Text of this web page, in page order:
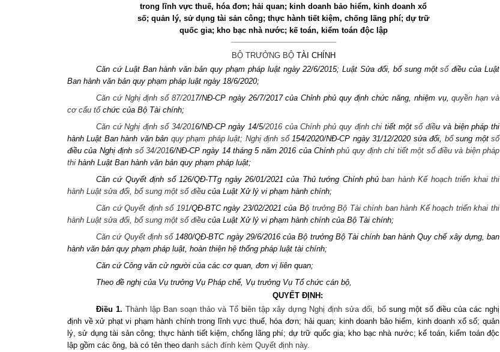
trong lĩnh vực thuế, hóa đơn; hải quan; kinh doanh bảo hiểm, kinh doanh xổ
số; quản lý, sử dụng tài sản công; thực hành tiết kiệm, chống lãng phí; dự trữ
quốc gia; kho bạc nhà nước; kế toán, kiểm toán độc lập
BỘ TRƯỞNG BỘTÀI CHÍNH
Căn cứ Luật Ban hành văn bản quy phạm pháp luật ngày 22/6/2015; Luật Sửa đổi, bổ sung mộtsốđiều của Luật
Ban hành văn bản quy phạm pháp luật ngày 18/6/2020;
Căn cứ Nghị định số 87/2017/NĐ-CP ngày 26/7/2017 của Chỉnh phủ quy định chức năng, nhiệm vụ,quyền hạn và
cơ cấu tổchức của Bộ Tài chính;
Căn cứ Nghị định số 34/2016/NĐ-CP ngày 14/5/2016 của Chính phủ quy định chi tiết mộtsốđiều và biện pháp thi
hành Luật Ban hành văn bản quy phạm pháp luật; Nghị định số154/2020/NĐ-CP ngày 31/12/2020 sửa đổi, bổsung mộtsố
điều của Nghị định số 34/2016/NĐ-CP ngày 14 tháng 5 năm 2016 của Chínhphủ quy định chi tiết một số điều và biện pháp
thi hành Luật Ban hành văn bản quy phạm pháp luật;
Căn cứ Quyết định số 126/QĐ-TTg ngày 26/01/2021 của Thủ tướng Chính phủban hành Kế hoạch triển khai thi
hành Luật sửa đổi, bổ sung một số điều của Luật Xử lý vi phạm hành chính;
Căn cứ Quyết định số 191/QĐ-BTC ngày 23/02/2021 của Bộtrưởng Bộ Tài chính ban hành Kế hoạch triển khai thi
hành Luật sửa đổi, bổ sung một số điều của Luật Xử lý vi phạm hành chính của Bộ Tài chính;
Căn cứ Quyết định số 1480/QĐ-BTC ngày 29/6/2016 của Bộ trưởng Bộ Tài chính ban hành Quy chế xây dựng, ban
hành văn bản quy phạm pháp luật, hoàn thiện hệ thống pháp luật tài chính;
Căn cứ Công văn cử người của các cơ quan, đơn vị liên quan;
Theo đề nghị của Vụ trưởng Vụ Pháp chế, Vụ trưởng Vụ Tổ chức cán bộ,
QUYẾT ĐỊNH:
Điều 1. Thành lập Ban soạn thảo và Tổ biên tập xây dựng Nghị định sửa đổi, bổ sung một số điều của các nghị
định về xử phạt vi phạm hành chính trong lĩnh vực thuế, hóa đơn; hải quan; kinh doanh bảo hiểm, kinh doanh xổ số; quản
lý, sử dụng tài sản công; thực hành tiết kiệm, chống lãng phí; dự trữ quốc gia; kho bạc nhà nước; kế toán, kiểm toán độc
lập gồm các ông, bà có tên theo danh sách đính kèm Quyết định này.